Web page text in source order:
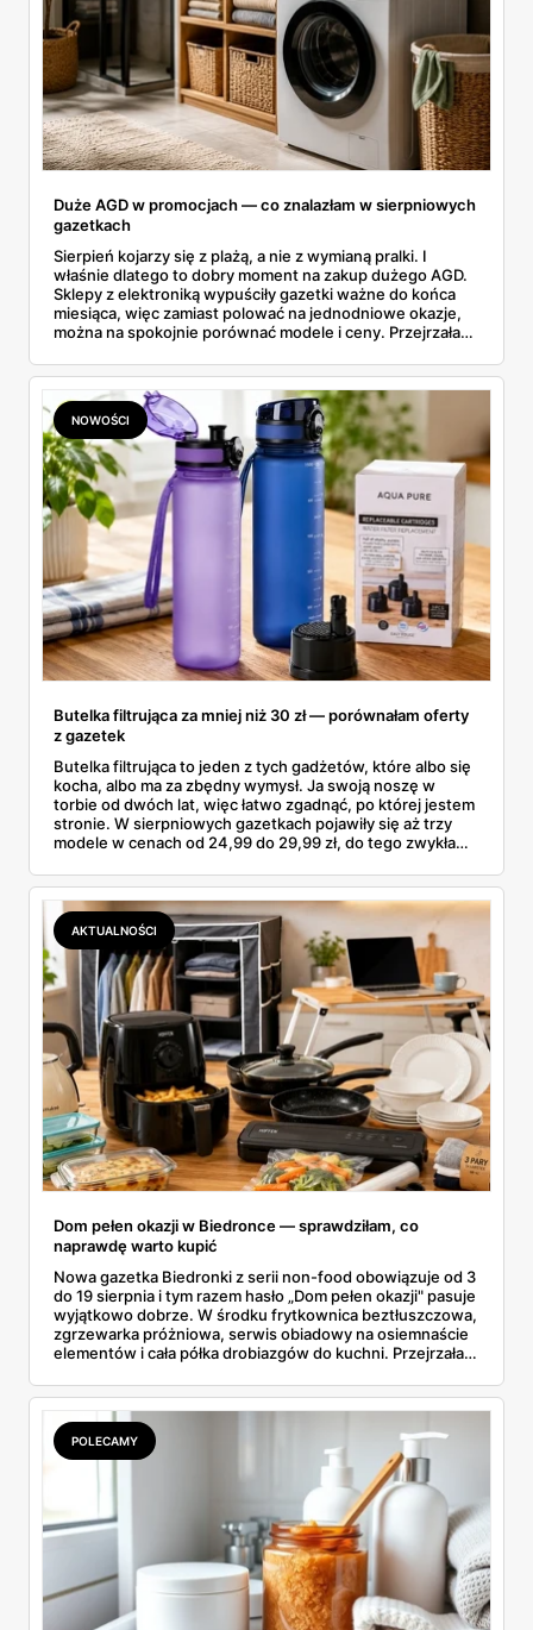
Duże AGD w promocjach — co znalazłam w sierpniowych
gazetkach
Sierpień kojarzy się z plażą, a nie z wymianą pralki. I
właśnie dlatego to dobry moment na zakup dużego AGD.
Sklepy z elektroniką wypuściły gazetki ważne do końca
miesiąca, więc zamiast polować na jednodniowe okazje,
można na spokojnie porównać modele i ceny. Przejrzałam
znalazłam, z cenami i terminami.
NOWOŚCI
Butelka filtrująca za mniej niż 30 zł — porównałam oferty
z gazetek
Butelka filtrująca to jeden z tych gadżetów, które albo się
kocha, albo ma za zbędny wymysł. Ja swoją noszę w
torbie od dwóch lat, więc łatwo zgadnąć, po której jestem
stronie. W sierpniowych gazetkach pojawiły się aż trzy
modele w cenach od 24,99 do 29,99 zł, do tego zwykła
wszystkie oferty i policzyłam, kiedy taki zakup faktycznie
się opłaca.
AKTUALNOŚCI
Dom pełen okazji w Biedronce — sprawdziłam, co
naprawdę warto kupić
Nowa gazetka Biedronki z serii non-food obowiązuje od 3
do 19 sierpnia i tym razem hasło „Dom pełen okazji" pasuje
wyjątkowo dobrze. W środku frytkownica beztłuszczowa,
zgrzewarka próżniowa, serwis obiadowy na osiemnaście
elementów i cała półka drobiazgów do kuchni. Przejrzałam
się przy półce z samego rana.
POLECAMY